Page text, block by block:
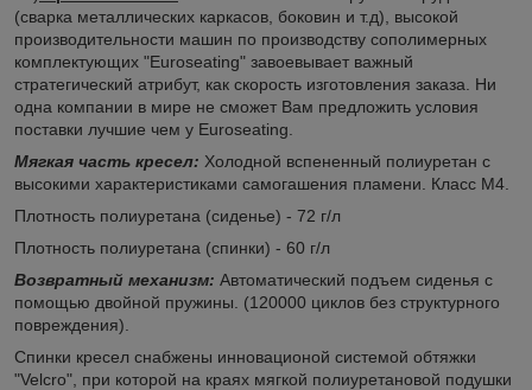
(сварка металлических каркасов, боковин и т.д), высокой
производительности машин по производству сополимерных
комплектующих "Euroseating" завоевывает важный
стратегический атрибут, как скорость изготовления заказа. Ни
одна компании в мире не сможет Вам предложить условия
поставки лучшие чем у Euroseating.
Мягкая часть кресел: Холодной вспененный полиуретан с
высокими характеристиками самогашения пламени. Класс M4.
Плотность полиуретана (сиденье) - 72 г/л
Плотность полиуретана (спинки) - 60 г/л
Возвратный механизм: Автоматический подъем сиденья с
помощью двойной пружины. (120000 циклов без структурного
повреждения).
Спинки кресел снабжены инновационой системой обтяжки
"Velcro", при которой на краях мягкой полиуретановой подушки